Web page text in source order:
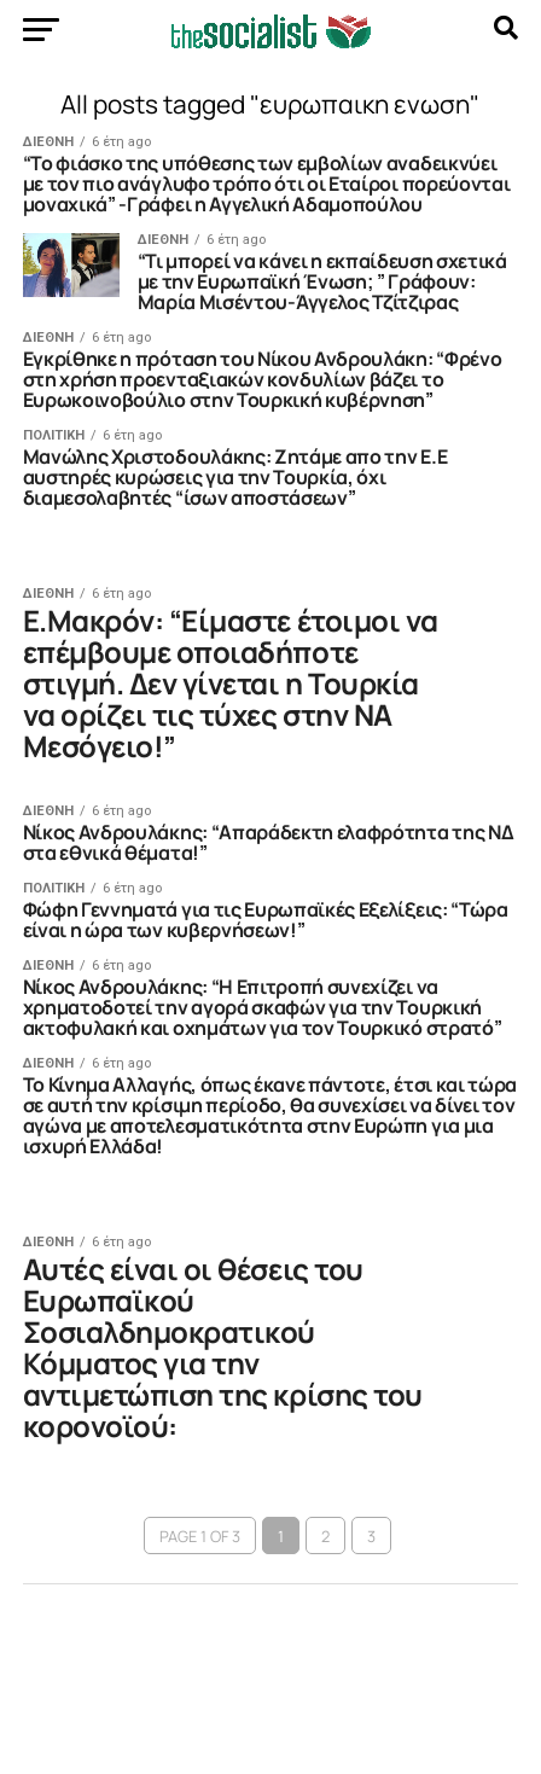
All posts tagged "ευρωπαικη ενωση"
ΔΙΕΘΝΗ 6 έτη ago
“Το φιάσκο της υπόθεσης των εμβολίων αναδεικνύει
με τον πιο ανάγλυφο τρόπο ότι οι Εταίροι πορεύονται
μοναχικά” -Γράφει η Αγγελική Αδαμοπούλου
ΔΙΕΘΝΗ 6 έτη ago
“Τι μπορεί να κάνει η εκπαίδευση σχετικά
με την Ευρωπαϊκή Ένωση; ” Γράφουν:
Μαρία Μισέντου-Άγγελος Τζίτζιρας
ΔΙΕΘΝΗ 6 έτη ago
Eγκρίθηκε η πρόταση του Νίκου Ανδρουλάκη: “Φρένο
στη χρήση προενταξιακών κονδυλίων βάζει το
Ευρωκοινοβούλιο στην Τουρκική κυβέρνηση”
ΠΟΛΙΤΙΚΗ 6 έτη ago
Μανώλης Χριστοδουλάκης: Ζητάμε απο την Ε.Ε
αυστηρές κυρώσεις για την Τουρκία, όχι
διαμεσολαβητές “ίσων αποστάσεων”
ΔΙΕΘΝΗ 6 έτη ago
Ε.Μακρόν: “Είμαστε έτοιμοι να
επέμβουμε οποιαδήποτε
στιγμή. Δεν γίνεται η Τουρκία
να ορίζει τις τύχες στην ΝΑ
Μεσόγειο!”
ΔΙΕΘΝΗ 6 έτη ago
Νίκος Ανδρουλάκης: “Απαράδεκτη ελαφρότητα της ΝΔ
στα εθνικά θέματα!”
ΠΟΛΙΤΙΚΗ 6 έτη ago
Φώφη Γεννηματά για τις Ευρωπαϊκές Εξελίξεις: “Τώρα
είναι η ώρα των κυβερνήσεων!”
ΔΙΕΘΝΗ 6 έτη ago
Νίκος Ανδρουλάκης: “Η Επιτροπή συνεχίζει να
χρηματοδοτεί την αγορά σκαφών για την Τουρκική
ακτοφυλακή και οχημάτων για τον Τουρκικό στρατό”
ΔΙΕΘΝΗ 6 έτη ago
To Κίνημα Αλλαγής, όπως έκανε πάντοτε, έτσι και τώρα
σε αυτή την κρίσιμη περίοδο, θα συνεχίσει να δίνει τον
αγώνα με αποτελεσματικότητα στην Ευρώπη για μια
ισχυρή Ελλάδα!
ΔΙΕΘΝΗ 6 έτη ago
Αυτές είναι οι θέσεις του
Ευρωπαϊκού
Σοσιαλδημοκρατικού
Κόμματος για την
αντιμετώπιση της κρίσης του
κορονοϊού:
PAGE 1 OF 3 1 2 3